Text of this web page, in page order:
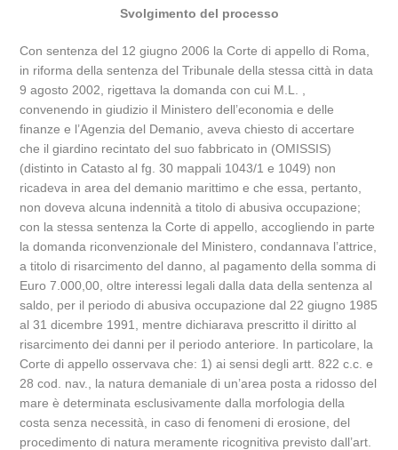
Svolgimento del processo
Con sentenza del 12 giugno 2006 la Corte di appello di Roma,
in riforma della sentenza del Tribunale della stessa città in data
9 agosto 2002, rigettava la domanda con cui M.L. ,
convenendo in giudizio il Ministero dell’economia e delle
finanze e l’Agenzia del Demanio, aveva chiesto di accertare
che il giardino recintato del suo fabbricato in (OMISSIS)
(distinto in Catasto al fg. 30 mappali 1043/1 e 1049) non
ricadeva in area del demanio marittimo e che essa, pertanto,
non doveva alcuna indennità a titolo di abusiva occupazione;
con la stessa sentenza la Corte di appello, accogliendo in parte
la domanda riconvenzionale del Ministero, condannava l’attrice,
a titolo di risarcimento del danno, al pagamento della somma di
Euro 7.000,00, oltre interessi legali dalla data della sentenza al
saldo, per il periodo di abusiva occupazione dal 22 giugno 1985
al 31 dicembre 1991, mentre dichiarava prescritto il diritto al
risarcimento dei danni per il periodo anteriore. In particolare, la
Corte di appello osservava che: 1) ai sensi degli artt. 822 c.c. e
28 cod. nav., la natura demaniale di un’area posta a ridosso del
mare è determinata esclusivamente dalla morfologia della
costa senza necessità, in caso di fenomeni di erosione, del
procedimento di natura meramente ricognitiva previsto dall’art.